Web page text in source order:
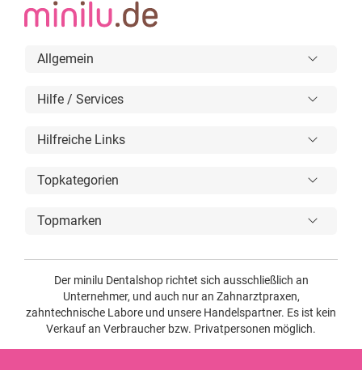
Allgemein
Hilfe / Services
Hilfreiche Links
Topkategorien
Topmarken
Der minilu Dentalshop richtet sich ausschließlich an
Unternehmer, und auch nur an Zahnarztpraxen,
zahntechnische Labore und unsere Handelspartner. Es ist kein
Verkauf an Verbraucher bzw. Privatpersonen möglich.